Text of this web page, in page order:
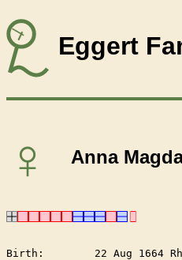
Eggert
♀ Anna
Birth:        22 Aug 1664